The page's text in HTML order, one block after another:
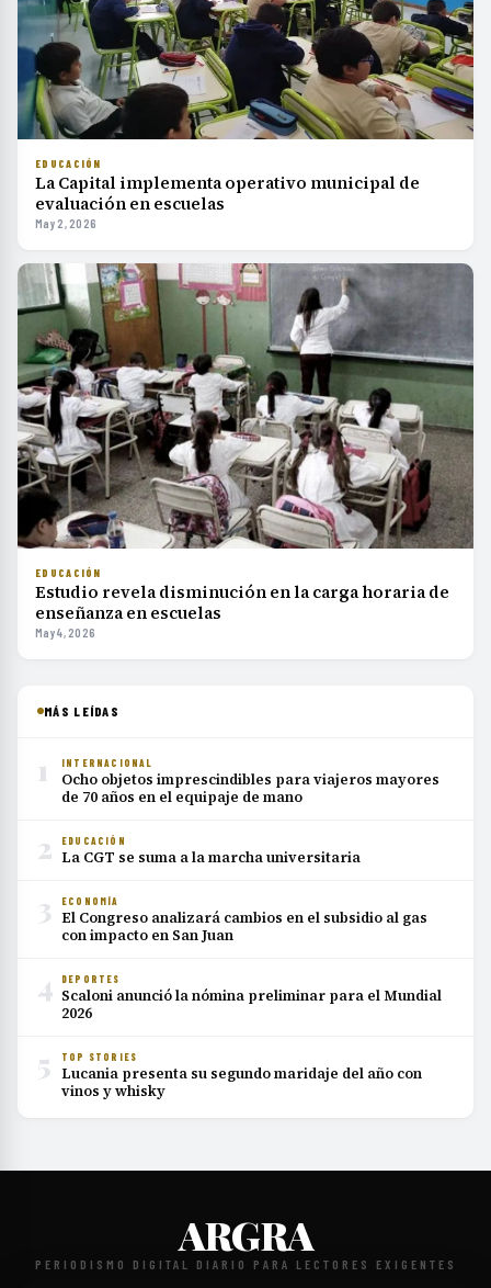
EDUCACIÓN
La Capital implementa operativo municipal de
evaluación en escuelas
May 2, 2026
EDUCACIÓN
Estudio revela disminución en la carga horaria de
enseñanza en escuelas
May 4, 2026
MÁS LEÍDAS
1 INTERNACIONAL
Ocho objetos imprescindibles para viajeros mayores
de 70 años en el equipaje de mano
2 EDUCACIÓN
La CGT se suma a la marcha universitaria
3 ECONOMÍA
El Congreso analizará cambios en el subsidio al gas
con impacto en San Juan
4 DEPORTES
Scaloni anunció la nómina preliminar para el Mundial
2026
5 TOP STORIES
Lucania presenta su segundo maridaje del año con
vinos y whisky
ARGRA
PERIODISMO DIGITAL DIARIO PARA LECTORES EXIGENTES